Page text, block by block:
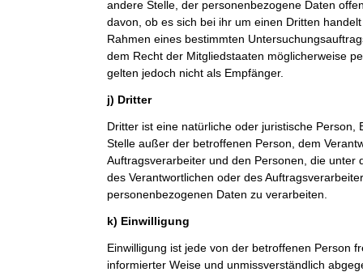
andere Stelle, der personenbezogene Daten
davon, ob es sich bei ihr um einen Dritten
Rahmen eines bestimmten
dem Recht der Mitgliedstaaten möglicherweise
gelten jedoch nicht als Empfänger.
j) Dritter
Dritter ist eine natürliche oder juristische Person,
Stelle außer der betroffenen Person, dem
Auftragsverarbeiter und den Personen, die unter
des Verantwortlichen oder des
personenbezogenen Daten zu verarbeiten.
k) Einwilligung
Einwilligung ist jede von der betroffenen Person
informierter Weise und unmissverständlich